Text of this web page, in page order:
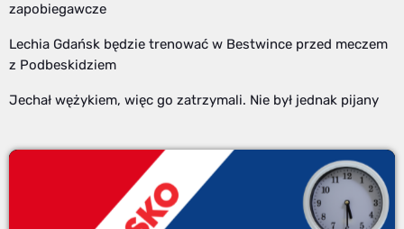
zapobiegawcze
Lechia Gdańsk będzie trenować w Bestwince przed meczem
z Podbeskidziem
Jechał wężykiem, więc go zatrzymali. Nie był jednak pijany